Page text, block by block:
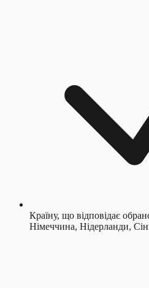
Країну, що відповідає
Німеччина, Нідерланди,